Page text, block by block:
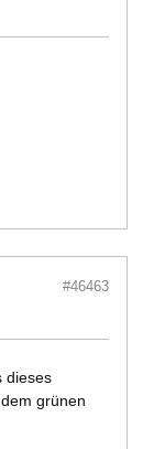
#46463
dieses
grünen